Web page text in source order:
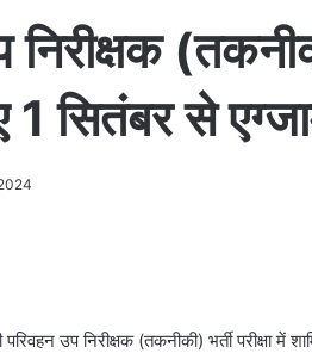
निरीक्षक
1 सितंबर से
उप निरीक्षक (तकनीकी) भर्ती परीक्षा